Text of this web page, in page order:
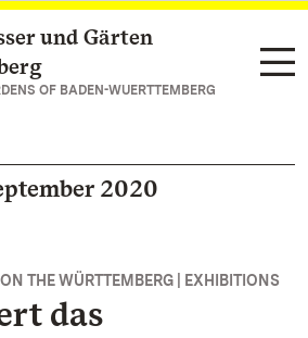
pageund Gärten
OF BADEN-WUERTTEMBERG
2020
THE WÜRTTEMBERG | EXHIBITIONS
das